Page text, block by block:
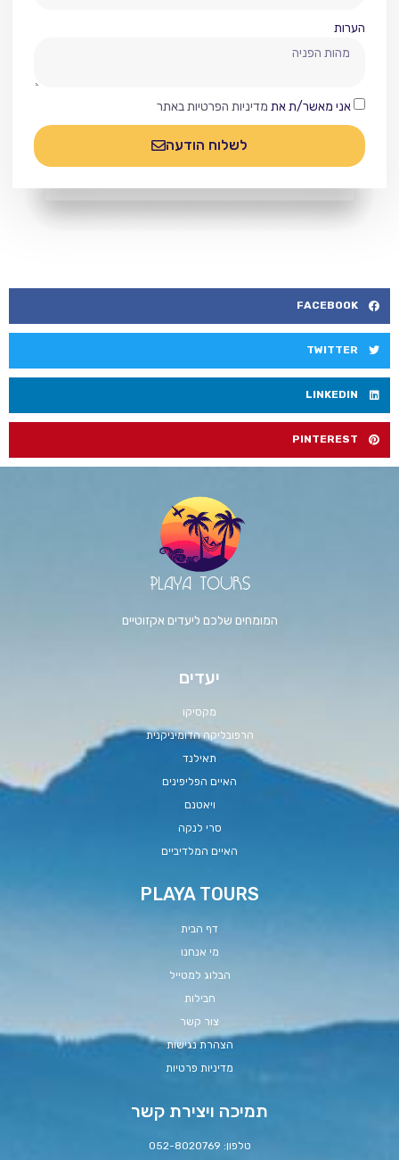
הערות
אני מאשר/ת את מדיניות הפרטיות באתר
לשלוח הודעה
FACEBOOK
TWITTER
LINKEDIN
PINTEREST
המומחים שלכם ליעדים אקזוטיים
יעדים
מקסיקו
הרפובליקה הדומיניקנית
תאילנד
האיים הפליפינים
ויאטנם
סרי לנקה
האיים המלדיביים
PLAYA TOURS
דף הבית
מי אנחנו
הבלוג למטייל
חבילות
צור קשר
הצהרת נגישות
מדיניות פרטיות
תמיכה ויצירת קשר
טלפון: 052-8020769